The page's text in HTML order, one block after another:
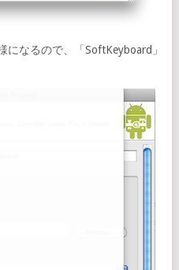
なるので、「SoftKeyboard」